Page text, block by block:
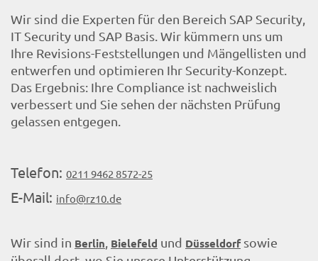
Wir sind die Experten für den Bereich SAP Security,
IT Security und SAP Basis. Wir kümmern uns um
Ihre Revisions-Feststellungen und Mängellisten und
entwerfen und optimieren Ihr Security-Konzept.
Das Ergebnis: Ihre Compliance ist nachweislich
verbessert und Sie sehen der nächsten Prüfung
gelassen entgegen.
Telefon: 0211 9462 8572-25
E-Mail: info@rz10.de
Wir sind in Berlin Bielefeld und Düsseldorfsowie